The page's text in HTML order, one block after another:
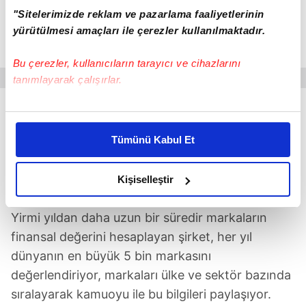
"Sitelerimizde reklam ve pazarlama faaliyetlerinin
yürütülmesi amaçları ile çerezler kullanılmaktadır.
Bu çerezler, kullanıcıların tarayıcı ve cihazlarını
tanımlayarak çalışırlar.
Bu çerezlere izin vermeniz halinde sizlere özel
daha iyi reklam deneyimi yaşatabiliriz. Bunu yaparken
amacımızın size daha iyi bir reklam deneyimi sunmak
olduğunu ve sizlere en iyi içerikleri sunabilmek adına
elimizden gelen çabayı gösterdiğimizi ve bu noktada,
reklamların maliyetlerimizi karşılamak noktasında tek gelir
kalemimiz olduğunu sizlere hatırlatmak isteriz.
Her halükârda, kullanıcılar, bu çerezlere izin vermedikleri
takdirde, kullanıcılara hedefli reklamlar
gösterilmeyecektir."
Tümünü Kabul Et
Kişiselleştir
HER YIL DÜNYANIN EN BÜYÜK 5 BİN
MARKASINI DEĞERLENDİRİYOR
Bağımsız marka değerleme ve danışmanlık şirketi
olan Brand Finance, 1996 yılından beri pazarlama
ile finans arasında köprü kurma amacını taşıyor.
Yirmi yıldan daha uzun bir süredir markaların
finansal değerini hesaplayan şirket, her yıl
dünyanın en büyük 5 bin markasını
değerlendiriyor, markaları ülke ve sektör bazında
sıralayarak kamuoyu ile bu bilgileri paylaşıyor.